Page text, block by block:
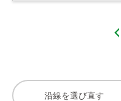
沿線を選び直す